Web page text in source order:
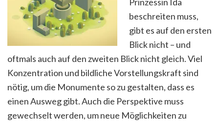
beschreiten muss,
gibt es auf den ersten
Blick nicht – und
oftmals auch auf den zweiten Blick nicht gleich. Viel
Konzentration und bildliche Vorstellungskraft sind
nötig, um die Monumente so zu gestalten, dass es
einen Ausweg gibt. Auch die Perspektive muss
gewechselt werden, um neue Möglichkeiten zu